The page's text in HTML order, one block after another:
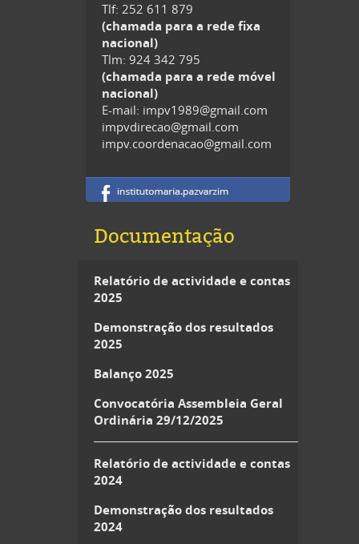
Tlf: 252 611 879
(chamada para a rede fixa
nacional)
Tlm: 924 342 795
(chamada para a rede móvel
nacional)
E-mail: impv1989@gmail.com
impvdirecao@gmail.com
impv.coordenacao@gmail.com
Documentação
Relatório de actividade e contas
2025
Demonstração dos resultados
2025
Balanço 2025
Convocatória Assembleia Geral
Ordinária 29/12/2025
Relatório de actividade e contas
2024
Demonstração dos resultados
2024